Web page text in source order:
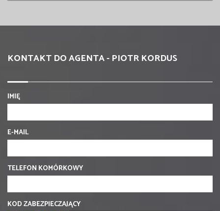
KONTAKT DO AGENTA - PIOTR KORDUS
IMIĘ
E-MAIL
TELEFON KOMÓRKOWY
KOD ZABEZPIECZAJĄCY